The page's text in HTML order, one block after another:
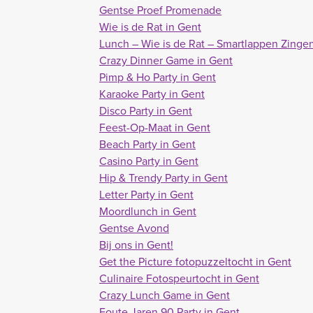
Gentse Proef Promenade
Wie is de Rat in Gent
Lunch – Wie is de Rat – Smartlappen
Crazy Dinner Game in Gent
Pimp & Ho Party in Gent
Karaoke Party in Gent
Disco Party in Gent
Feest-Op-Maat in Gent
Beach Party in Gent
Casino Party in Gent
Hip & Trendy Party in Gent
Letter Party in Gent
Moordlunch in Gent
Gentse Avond
Bij ons in Gent!
Get the Picture fotopuzzeltocht in Gent
Culinaire Fotospeurtocht in Gent
Crazy Lunch Game in Gent